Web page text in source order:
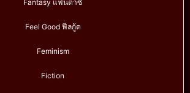
Fantasy แฟนตาซี
Feel Good ฟีลกู้ด
Feminism
Fiction